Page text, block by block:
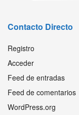
Contacto Directo
Registro
Acceder
Feed de entradas
Feed de comentarios
WordPress.org